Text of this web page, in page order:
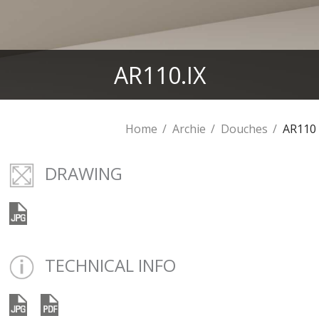
AR110.IX
Home Archie Douches AR110
DRAWING
TECHNICAL INFO